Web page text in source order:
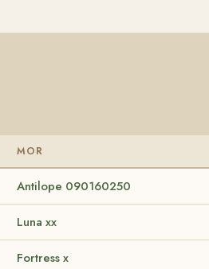
MOR
Antilope 090160250
Luna xx
Fortress x